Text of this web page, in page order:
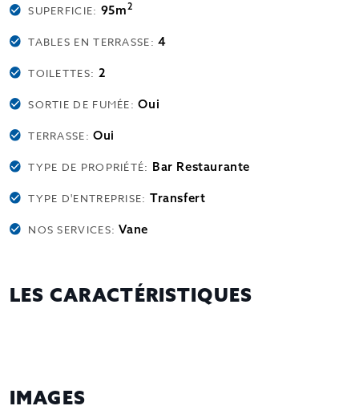
SUPERFICIE: 95m2
TABLES EN TERRASSE:4
TOILETTES: 2
SORTIE DE FUMÉE:Oui
TERRASSE:Oui
TYPE DE PROPRIÉTÉ: Bar Restaurante
TYPE D'ENTREPRISE: Transfert
NOS SERVICES:Vane
LES CARACTÉRISTIQUES
IMAGES